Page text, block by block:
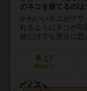
のネコを捨てるの
かわいいネコがデ
れるようにネコが印
値だけでも充分に
17
興味あり